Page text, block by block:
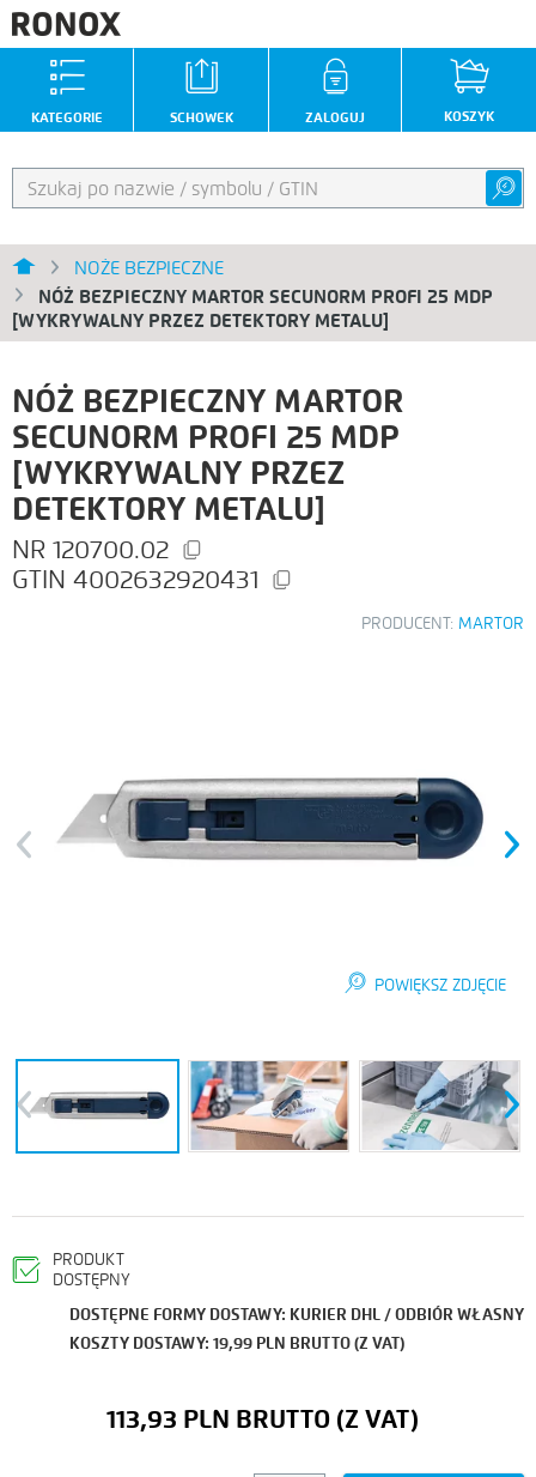
ZALOGUJ KOSZYK
SCHOWEK
KATEGORIE
NOŻE BEZPIECZNE
NÓŻ BEZPIECZNY MARTOR SECUNORM PROFI 25 MDP
[WYKRYWALNY PRZEZ DETEKTORY METALU]
NÓŻ BEZPIECZNY MARTOR
SECUNORM PROFI 25 MDP
[WYKRYWALNY PRZEZ
DETEKTORY METALU]
120700.02
4002632920431
PRODUCENT: MARTOR
Previous
POWIĘKSZ ZDJĘCIE
Next
Previous Next
PRODUKT
DOSTĘPNY
DOSTĘPNE FORMY DOSTAWY: KURIER DHL / ODBIÓR WŁASNY
KOSZTY DOSTAWY: 19,99 PLN BRUTTO (Z VAT)
113,93 PLN